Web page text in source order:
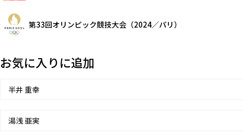
第33回オリンピック競技大会（2024／パリ）
お気に入りに追加
半井 重幸
湯浅 亜実